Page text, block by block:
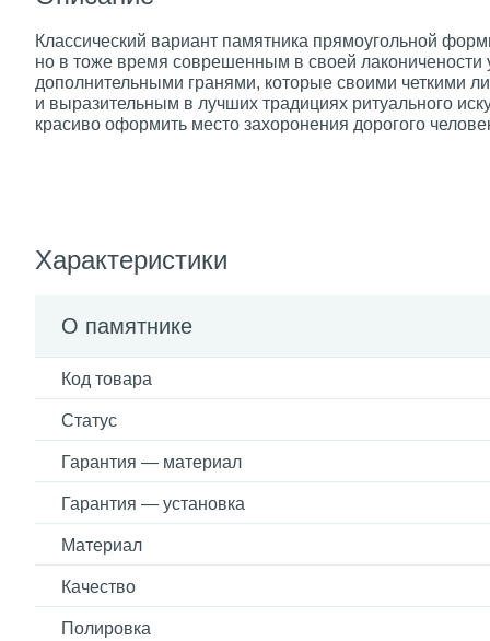
Классический вариант памятника прямоугольной
но в тоже время соврешенным в своей
дополнительными гранями, которые своими четкими
и выразительным в лучших традициях ритуального
красиво оформить место захоронения дорогого
Характеристики
О памятнике
Код товара
Статус
Гарантия — материал
Гарантия — установка
Материал
Качество
Полировка